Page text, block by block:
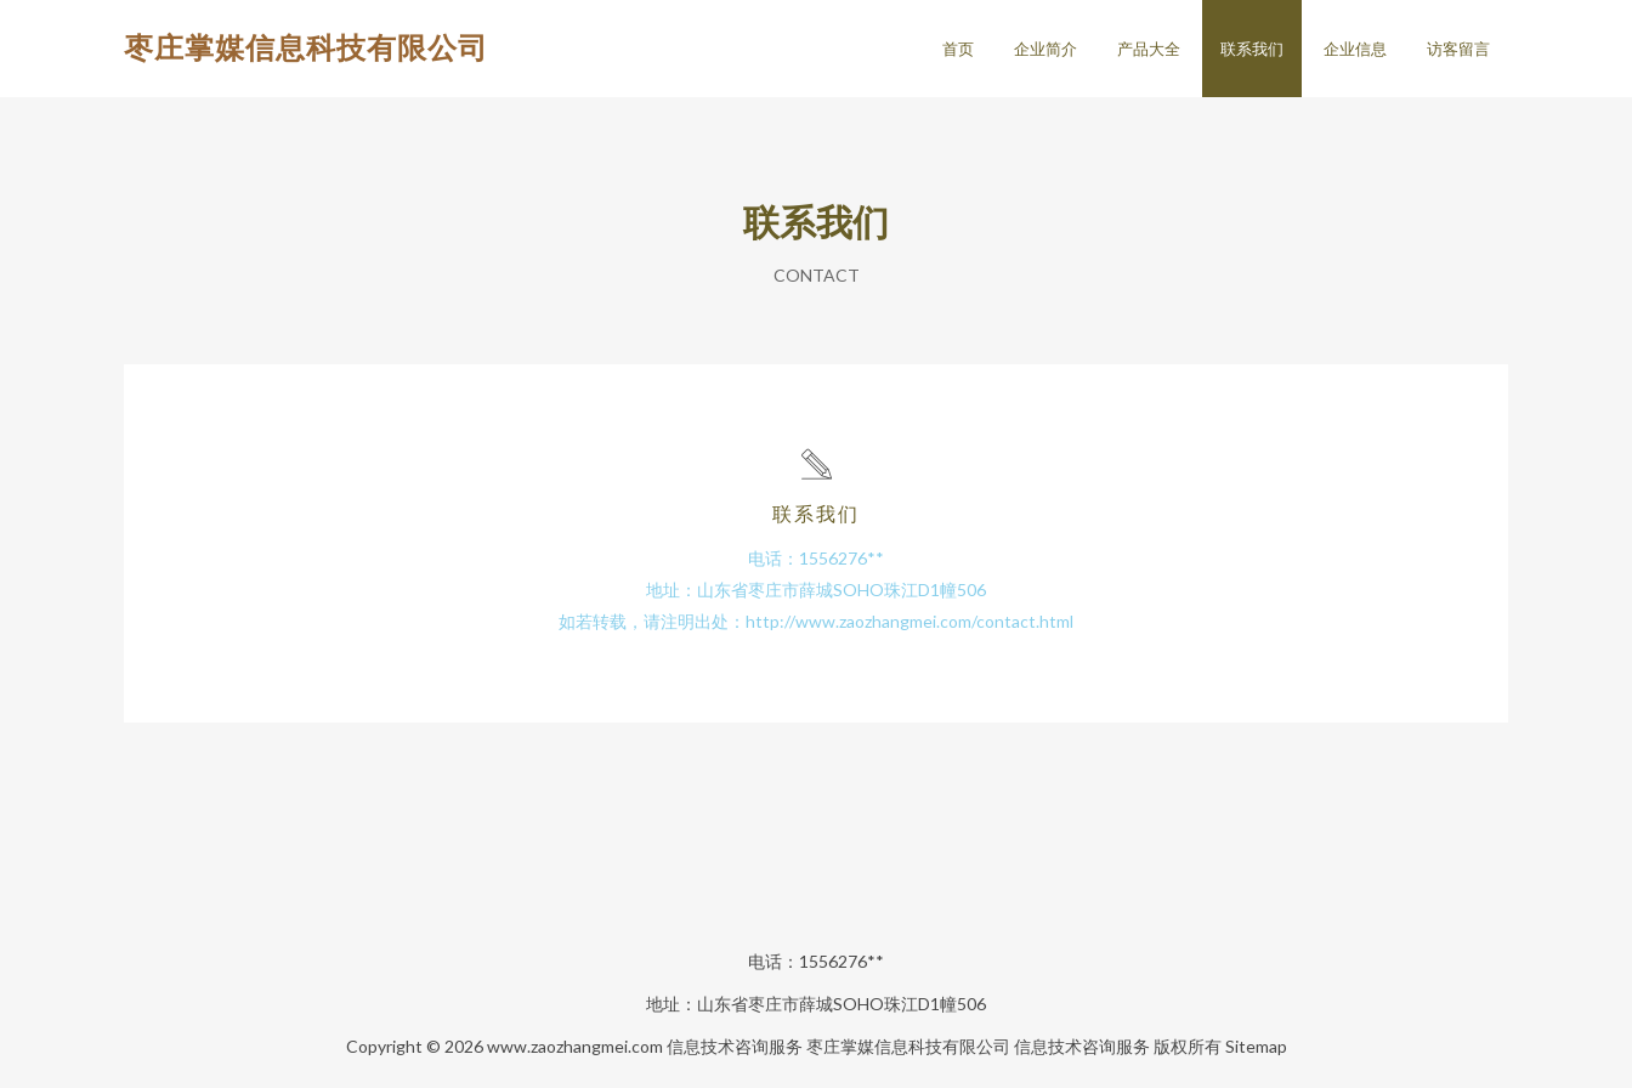
枣庄掌媒信息科技有限公司 首页 企业简介 产品大全 联系我们 企业信息 访客留言
联系我们
CONTACT
联系我们
电话：1556276**
地址：山东省枣庄市薛城SOHO珠江D1幢506
如若转载，请注明出处：http://www.zaozhangmei.com/contact.html
电话：1556276**
地址：山东省枣庄市薛城SOHO珠江D1幢506
Copyright © 2026www.zaozhangmei.com 信息技术咨询服务 枣庄掌媒信息科技有限公司 信息技术咨询服务 版权所有Sitemap